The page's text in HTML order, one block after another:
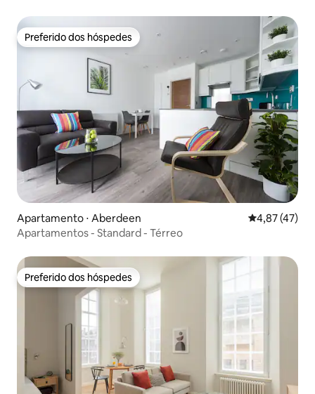
Preferido dos hóspedes
Preferido dos hóspedes
Apartamento ⋅ Aberdeen 4,87 de uma
4,87 (47)
Apartamentos - Standard - Térreo
Preferido dos hóspedes
Preferido dos hóspedes